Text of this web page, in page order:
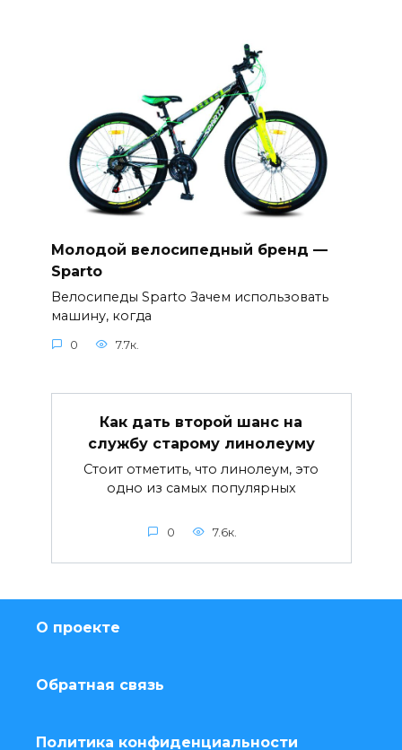
Молодой велосипедный бренд —
Sparto
Велосипеды Sparto Зачем использовать
машину, когда
0 7.7к.
Как дать второй шанс на
службу старому линолеуму
Стоит отметить, что линолеум, это
одно из самых популярных
0 7.6к.
О проекте
Обратная связь
Политика конфиденциальности